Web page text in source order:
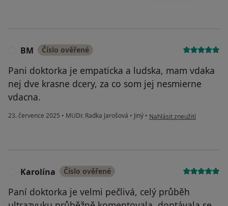
BM Číslo ověřené
Pani doktorka je empaticka a ludska, mam vdaka
nej dve krasne dcery, za co som jej nesmierne
vdacna.
23. července 2025 • MUDr. Radka Jarošová • Jiný • podle názoru uživatele BM
Nahlásit zneužití
Karolína Číslo ověřené
Paní doktorka je velmi pečlivá, celý průběh